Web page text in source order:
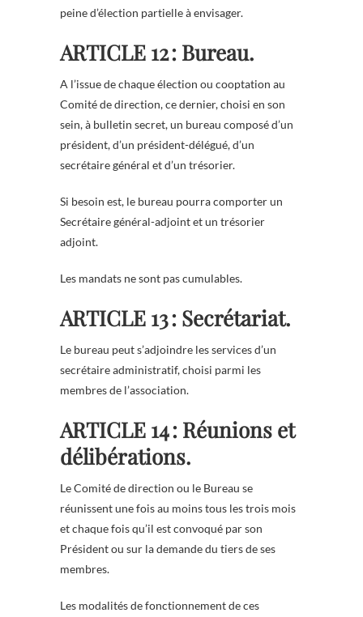
peine d’élection partielle à envisager.
ARTICLE 12 : Bureau.
A l’issue de chaque élection ou cooptation au
Comité de direction, ce dernier, choisi en son
sein, à bulletin secret, un bureau composé d’un
président, d’un président-délégué, d’un
secrétaire général et d’un trésorier.
Si besoin est, le bureau pourra comporter un
Secrétaire général-adjoint et un trésorier
adjoint.
Les mandats ne sont pas cumulables.
ARTICLE 13 : Secrétariat.
Le bureau peut s’adjoindre les services d’un
secrétaire administratif, choisi parmi les
membres de l’association.
ARTICLE 14 : Réunions et
délibérations.
Le Comité de direction ou le Bureau se
réunissent une fois au moins tous les trois mois
et chaque fois qu’il est convoqué par son
Président ou sur la demande du tiers de ses
membres.
Les modalités de fonctionnement de ces